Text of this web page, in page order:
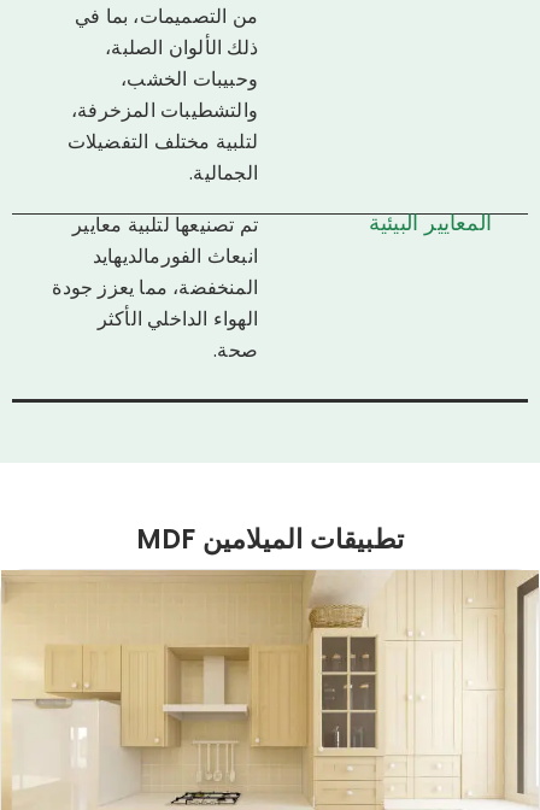
من التصميمات، بما في
ذلك الألوان الصلبة،
وحبيبات الخشب،
والتشطيبات المزخرفة،
لتلبية مختلف التفضيلات
الجمالية.
المعايير البيئية
تم تصنيعها لتلبية معايير
انبعاث الفورمالديهايد
المنخفضة، مما يعزز جودة
الهواء الداخلي الأكثر
صحة.
تطبيقات الميلامين MDF